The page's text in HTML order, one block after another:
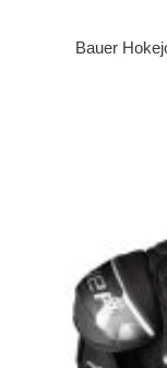
Bauer